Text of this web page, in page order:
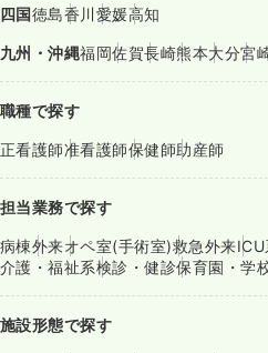
四国徳島香川愛媛高知
九州・沖縄福岡佐賀長崎熊本大分宮
職種で探す
正看護師准看護師保健師助産師
担当業務で探す
病棟外来オペ室(手術室)救急外来ICU
介護・福祉系検診・健診保育園・学
施設形態で探す